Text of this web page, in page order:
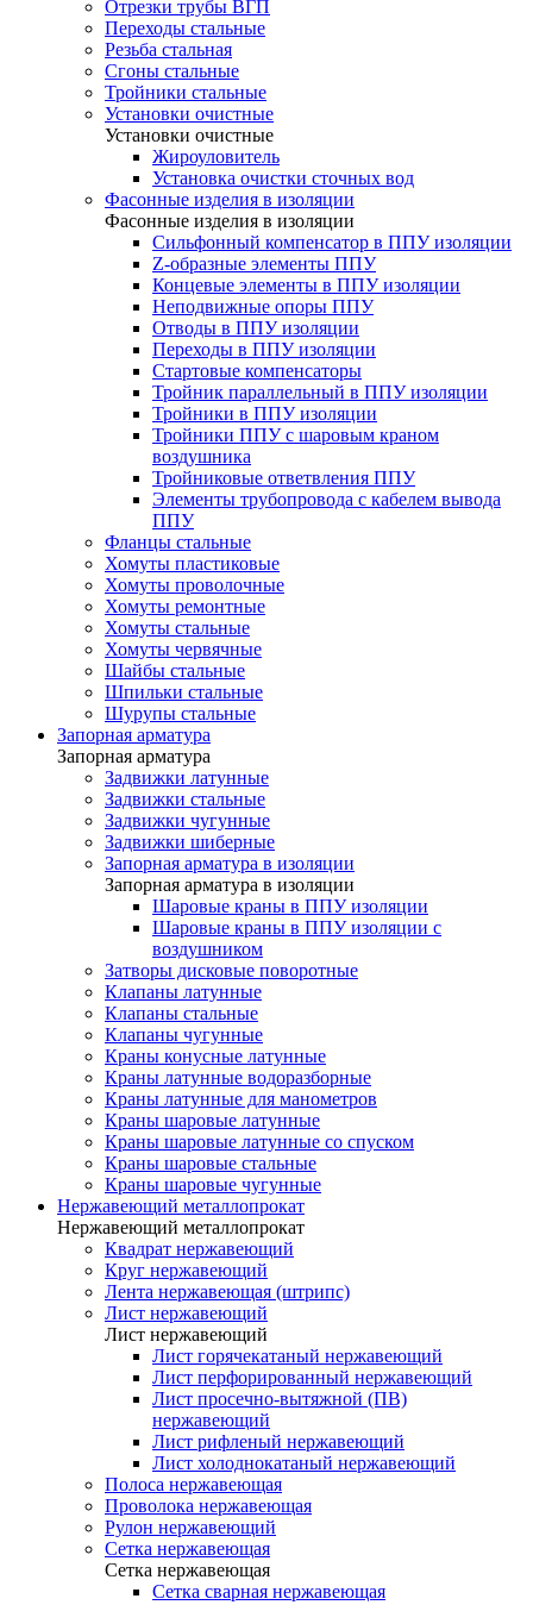
Отрезки трубы ВГП
Переходы стальные
Резьба стальная
Сгоны стальные
Тройники стальные
Установки очистные
Установки очистные
Жироуловитель
Установка очистки сточных вод
Фасонные изделия в изоляции
Фасонные изделия в изоляции
Cильфонный компенсатор в ППУ изоляции
Z-образные элементы ППУ
Концевые элементы в ППУ изоляции
Неподвижные опоры ППУ
Отводы в ППУ изоляции
Переходы в ППУ изоляции
Стартовые компенсаторы
Тройник параллельный в ППУ изоляции
Тройники в ППУ изоляции
Тройники ППУ с шаровым краном
воздушника
Тройниковые ответвления ППУ
Элементы трубопровода с кабелем вывода
ППУ
Фланцы стальные
Хомуты пластиковые
Хомуты проволочные
Хомуты ремонтные
Хомуты стальные
Хомуты червячные
Шайбы стальные
Шпильки стальные
Шурупы стальные
Запорная арматура
Запорная арматура
Задвижки латунные
Задвижки стальные
Задвижки чугунные
Задвижки шиберные
Запорная арматура в изоляции
Запорная арматура в изоляции
Шаровые краны в ППУ изоляции
Шаровые краны в ППУ изоляции с
воздушником
Затворы дисковые поворотные
Клапаны латунные
Клапаны стальные
Клапаны чугунные
Краны конусные латунные
Краны латунные водоразборные
Краны латунные для манометров
Краны шаровые латунные
Краны шаровые латунные со спуском
Краны шаровые стальные
Краны шаровые чугунные
Нержавеющий металлопрокат
Нержавеющий металлопрокат
Квадрат нержавеющий
Круг нержавеющий
Лента нержавеющая (штрипс)
Лист нержавеющий
Лист нержавеющий
Лист горячекатаный нержавеющий
Лист перфорированный нержавеющий
Лист просечно-вытяжной (ПВ)
нержавеющий
Лист рифленый нержавеющий
Лист холоднокатаный нержавеющий
Полоса нержавеющая
Проволока нержавеющая
Рулон нержавеющий
Сетка нержавеющая
Сетка нержавеющая
Сетка сварная нержавеющая